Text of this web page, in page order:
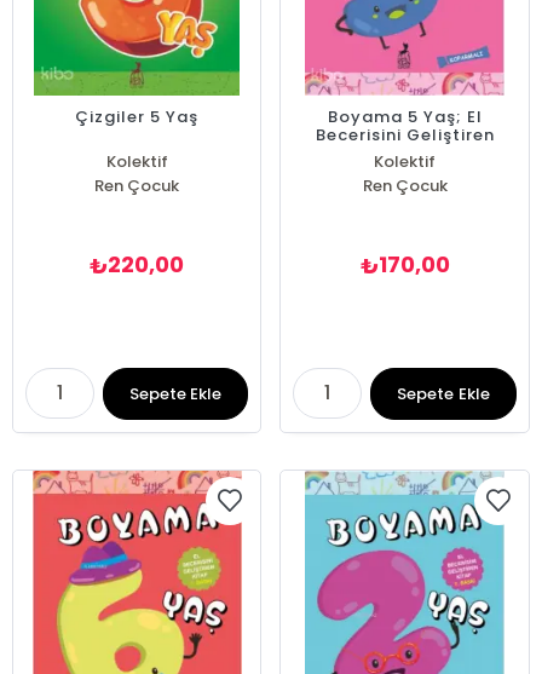
Çizgiler 5 Yaş
Kolektif
Ren Çocuk
₺220,00
Sepete Ekle
Boyama 5 Yaş; El
Becerisini Geliştiren
Kitap
Kolektif
Ren Çocuk
₺170,00
Sepete Ekle